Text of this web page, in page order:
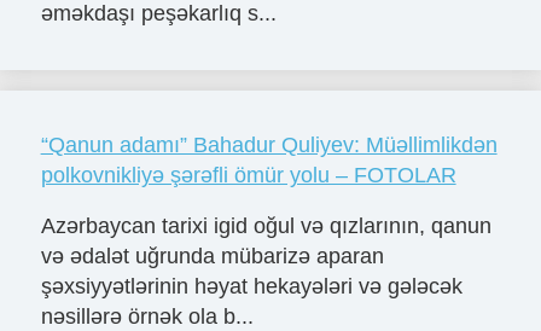
əməkdaşı peşəkarlıq s...
“Qanun adamı” Bahadur Quliyev: Müəllimlikdən
polkovnikliyə şərəfli ömür yolu – FOTOLAR
Azərbaycan tarixi igid oğul və qızlarının, qanun
və ədalət uğrunda mübarizə aparan
şəxsiyyətlərinin həyat hekayələri və gələcək
nəsillərə örnək ola b...